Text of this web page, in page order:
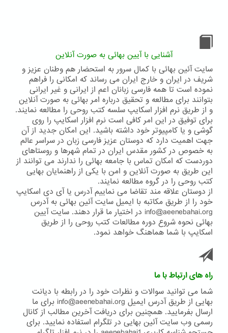
آشنایی با آیین بهائی به صورت آنلاین
سایت آئین بهائی با کمال سرور به استحضار هم وطنان عزیز و
شریف در ایران و خارج ایران می رساند که امکانی را فراهم
نموده است تا همه فارسی زبانان اعم از ایرانی و غیر ایرانی
بتوانند برای مطالعه و تحقیق درباره امر بهائی به صورت آنلاین
و از طریق نرم افزار اسکایپ سلسه کتب روحی را مطالعه نمایند.
برای توفیق در این امر کافی است نرم افزار اسکایپ را روی
گوشی و یا کامپیوتر خود داشته باشید. این امکان جدید از آن
جهت اهمیت دارد که دوستان عزیز فارسی زبان در سراسر عالم
به خصوص در کشور مقدس ایران در تمام شهرها و روستاهای
دوردست که امکان تماس با جامعه بهائی را ندارند می توانند از
این طریق به صورت آنلاین و امن با یکی از راهنمایان بهایی
کتب روحی را در گروه مطالعه نمایند.
از دوستان علاقه مند تقاضا می نماییم آدرس یا آی دی اسکایپ
خود را از طریق مکاتبه با ایمیل سایت آئین بهائی به آدرس
info@aeenebahai.org در اختیار ما قرار دهند. سایت آیین
بهائی نحوه شروع دوره مطالعات کتب روحی را از طریق
اسکایپ با شما هماهنگ خواهد نمود.
راه های ارتباط با ما
شما می توانید سوالات و نظرات خود را در رابطه با دیانت
بهایی از طریق آدرس ایمیل info@aeenebahai.org برای ما
ارسال بفرمایید. همچنین برای دریافت آخرین مطالب از کانال
رسمی وب سایت آئین بهایی در تلگرام استفاده نمایید. برای